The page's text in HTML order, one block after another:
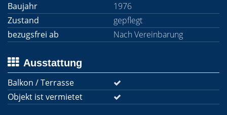
Baujahr
1976
Zustand
gepflegt
bezugsfrei ab
Nach Vereinbarung
Ausstattung
Balkon / Terrasse
Objekt ist vermietet